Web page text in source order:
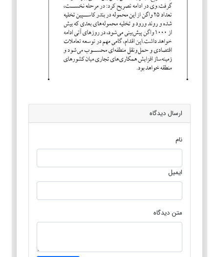
ارسال دیدگاه
نام
ایمیل
متن دیدگاه